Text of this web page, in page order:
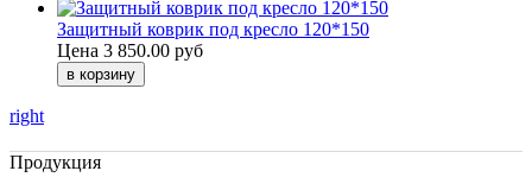
Защитный коврик под кресло 120*150
Цена 3 850.00 руб
right
Продукция